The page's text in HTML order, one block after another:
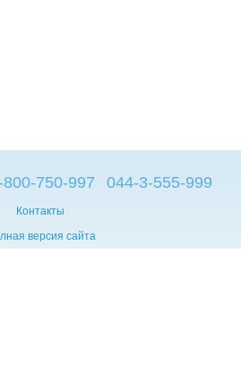
800-750-997 044-3-555-999
Контакты
версия сайта